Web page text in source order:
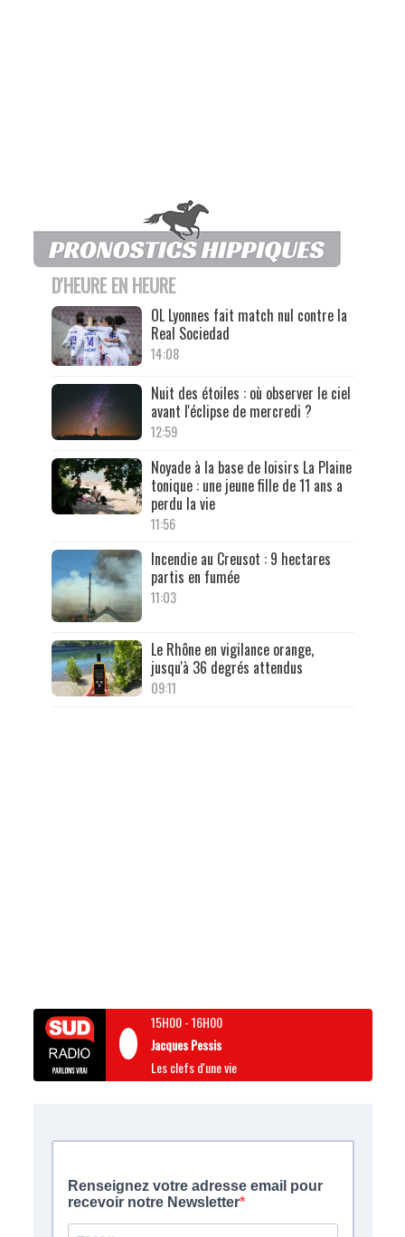
D'HEURE EN HEURE
OL Lyonnes fait match nul contre la
Real Sociedad
14:08
Nuit des étoiles : où observer le ciel
avant l'éclipse de mercredi ?
12:59
Noyade à la base de loisirs La Plaine
tonique : une jeune fille de 11 ans a
perdu la vie
11:56
Incendie au Creusot : 9 hectares
partis en fumée
11:03
Le Rhône en vigilance orange,
jusqu'à 36 degrés attendus
09:11
15H00-16H00
Jacques Pessis
Les clefs d'une vie